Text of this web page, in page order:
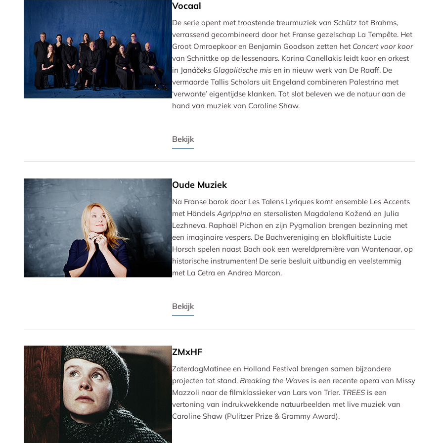
Vocaal
De serie opent met troostende treurmuziek van Schütz tot Brahms,
verrassend gecombineerd door het Franse gezelschap La Tempête. Het
Groot Omroepkoor en Benjamin Goodson zetten het Concert voor koor
van Schnittke op de lessenaars. Karina Canellakis leidt koor en orkest
in Janáčeks Glagolitische mis en in nieuw werk van De Raaff. De
vermaarde Tallis Scholars uit Engeland combineren Palestrina met
‘verwante’ eigentijdse klanken. Tot slot beleven we de natuur aan de
hand van muziek van Caroline Shaw.
Bekijk
Oude Muziek
Na Franse barok door Les Talens Lyriques komt ensemble Les Accents
met Händels Agrippina en stersolisten Magdalena Kožená en Julia
Lezhneva. Raphaël Pichon en zijn Pygmalion brengen bezinning met
een imaginaire vespers. De Bachvereniging en blokfluitiste Lucie
Horsch spelen naast Bach ook een wereldpremière van Wantenaar, op
historische instrumenten! De serie besluit uitbundig en veelstemmig
met La Cetra en Andrea Marcon.
Bekijk
ZMxHF
ZaterdagMatinee en Holland Festival brengen samen bijzondere
projecten tot stand. Breaking the Waves is een recente opera van Missy
Mazzoli naar de filmklassieker van Lars von Trier. TREES is een
vertoning van indrukwekkende natuurbeelden met live muziek van
Caroline Shaw (Pulitzer Prize & Grammy Award).